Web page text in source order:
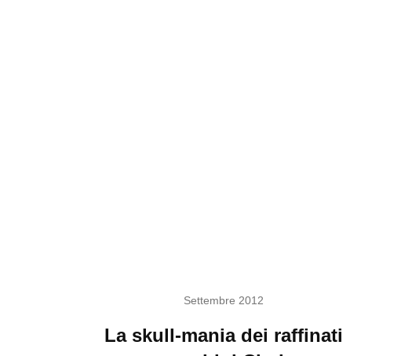
Settembre 2012
La skull-mania dei raffinati